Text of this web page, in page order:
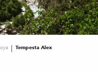
Tempesta Alex